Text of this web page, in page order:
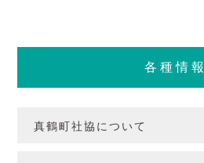
各種情報
真鶴町社協について